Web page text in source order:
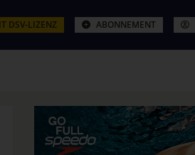
DSV-LIZENZ ABONNEMENT